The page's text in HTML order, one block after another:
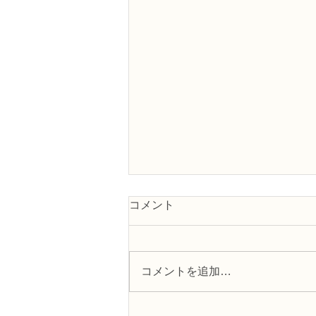
コメント
コメントを追加…